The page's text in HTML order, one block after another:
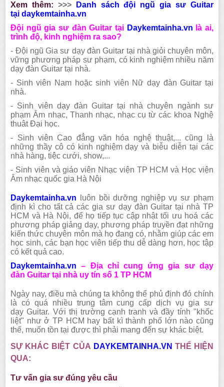
Xem thêm: >>>
Danh sách đội ngũ gia sư Guitar
tạidaykemtainha.vn
Đội ngũ gia sư đàn Guitar tại Daykemtainha.vn là ai,
trình độ, kinh nghiệm ra sao?
- Đội ngũ Gia sư dạy đàn Guitar tại nhà giỏi chuyên môn,
vững phương pháp sư phạm, có kinh nghiệm nhiều năm
dạy đànGuitar tại nhà.
- Sinh viên Nam hoặc sinh viên Nữ dạy đànGuitar tại
nhà.
- Sinh viên dạy đàn Guitar tại nhà chuyên ngành sư
phạm Âm nhạc, Thanh nhạc, nhạc cụ từ các khoa Nghệ
thuât Đại học.
- Sinh viên Cao đẳng văn hóa nghệ thuật,... cũng là
những thầy cô có kinh nghiệm dạy và biễu diễn tại các
nhà hàng, tiệc cưới, show,...
- Sinh viên và giáo viên Nhạc viện TP HCM và Học viện
Âm nhạc quốc gia Hà Nội
Daykemtainha.vn
luôn bồi dưỡng nghiệp vụ sư phạm
định kì cho tất cả các gia sư dạy đànGuitar tại nhà TP
HCM và Hà Nội, để họ tiếp tục cập nhật tối ưu hoá các
phương pháp giảng dạy, phương pháp truyền đạt những
kiến thức chuyên môn mà họ đang có, nhằm giúp các em
học sinh, các bạn học viên tiếp thu dễ dàng hơn, học tập
có kết quả cao.
Daykemtainha.vn
– Địa chỉ cung ứng gia sư dạy
đànGuitar tại nhà uy tín số 1 TP HCM
Ngày nay, điều mà chúng ta không thể phủ định đó chính
là có quá nhiều trung tâm cung cấp dịch vụ gia sư
dạyGuitar. Với thị trường cạnh tranh và đầy tính "khốc
liệt" như ở TP HCM hay bất kì thành phố lớn nào cũng
thế, muốn tồn tại được thì phải mang đến sự khác biệt.
SỰ KHÁC BIỆT CỦA DAYKEMTAINHA.VN THỂ HIỆN
QUA:
Tư vấn gia sư đúng yêu cầu